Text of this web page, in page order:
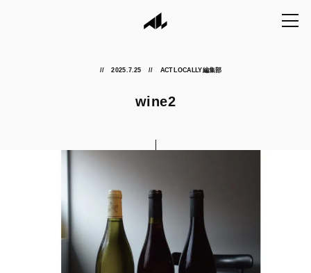
2025.7.25 ACT LOCALLY編集部
wine2